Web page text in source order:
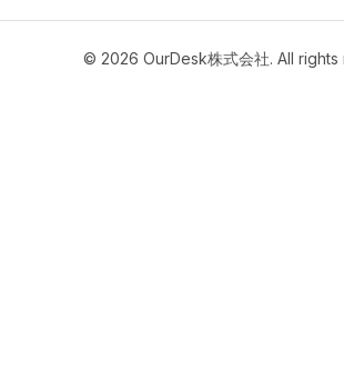
© 2026 OurDesk株式会社. All